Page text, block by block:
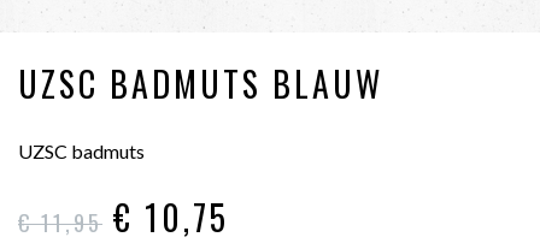
UZSC BADMUTS BLAUW
UZSC badmuts
€ 11,95 € 10,75